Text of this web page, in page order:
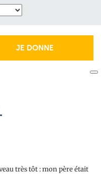
JE DONNE
très tôt : mon père était